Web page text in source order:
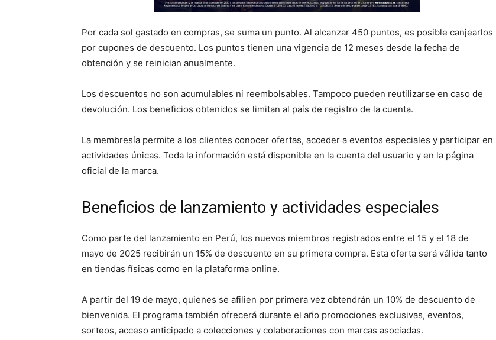
Por cada sol gastado en compras, se suma un punto. Al alcanzar 450 puntos, es posible canjearlos
por cupones de descuento. Los puntos tienen una vigencia de 12 meses desde la fecha de
obtención y se reinician anualmente.
Los descuentos no son acumulables ni reembolsables. Tampoco pueden reutilizarse en caso de
devolución. Los beneficios obtenidos se limitan al país de registro de la cuenta.
La membresía permite a los clientes conocer ofertas, acceder a eventos especiales y participar en
actividades únicas. Toda la información está disponible en la cuenta del usuario y en la página
oficial de la marca.
Beneficios de lanzamiento y actividades especiales
Como parte del lanzamiento en Perú, los nuevos miembros registrados entre el 15 y el 18 de
mayo de 2025 recibirán un 15% de descuento en su primera compra. Esta oferta será válida tanto
en tiendas físicas como en la plataforma online.
A partir del 19 de mayo, quienes se afilien por primera vez obtendrán un 10% de descuento de
bienvenida. El programa también ofrecerá durante el año promociones exclusivas, eventos,
sorteos, acceso anticipado a colecciones y colaboraciones con marcas asociadas.